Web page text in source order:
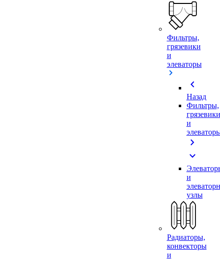
Фильтры,
грязевики
и
элеваторы
chevron_left
Назад
Фильтры,
грязевики
и
chevron_right
expand_more
и
узлы
Радиаторы,
конвекторы
и